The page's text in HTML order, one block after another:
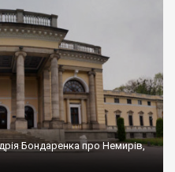
Бондаренка про Немирів,